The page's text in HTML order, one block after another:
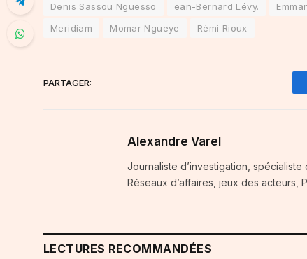
Denis Sassou Nguesso
ean-Bernard Lévy.
Meridiam
Momar Ngueye Rémi Rioux
PARTAGER:
Alexandre Varel
Journaliste d’investigation, spécialiste
Réseaux d’affaires, jeux des acteurs,
LECTURES RECOMMANDÉES